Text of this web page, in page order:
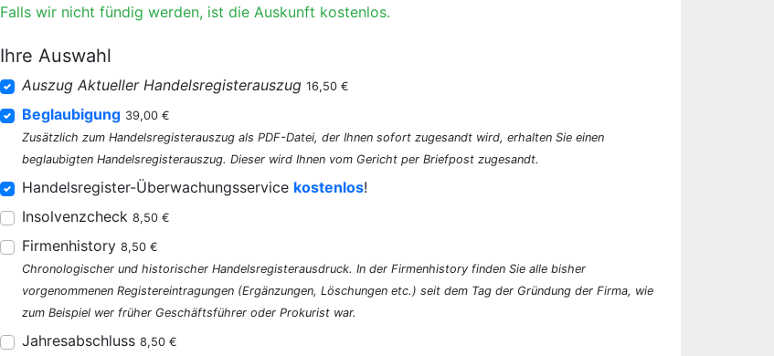
Falls wir nicht fündig werden, ist die Auskunft kostenlos.
Ihre Auswahl
Auszug Aktueller Handelsregisterauszug 16,50 €
Beglaubigung 39,00 €
Zusätzlich zum Handelsregisterauszug als PDF-Datei, der Ihnen sofort zugesandt wird, erhalten Sie einen
beglaubigten Handelsregisterauszug. Dieser wird Ihnen vom Gericht per Briefpost zugesandt.
Handelsregister-Überwachungsservice kostenlos!
Insolvenzcheck 8,50 €
Firmenhistory 8,50 €
Chronologischer und historischer Handelsregisterausdruck. In der Firmenhistory finden Sie alle bisher
vorgenommenen Registereintragungen (Ergänzungen, Löschungen etc.) seit dem Tag der Gründung der Firma, wie
zum Beispiel wer früher Geschäftsführer oder Prokurist war.
Jahresabschluss 8,50 €